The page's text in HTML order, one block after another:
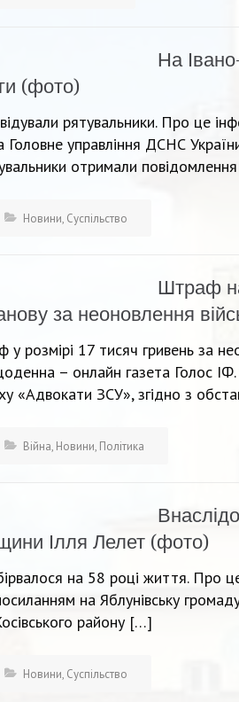
На
(фото)
рятувальники. Про це
управління ДСНС
отримали
Новини, Суспільство
Штраф
за неоновлення
у розмірі 17 тисяч гривень за
– онлайн газета Голос
«Адвокати ЗСУ», згідно з
Війна, Новини, Політика
Ілля Лелет (фото)
на 58 році життя. Про
на Яблунівську
району […]
Новини, Суспільство